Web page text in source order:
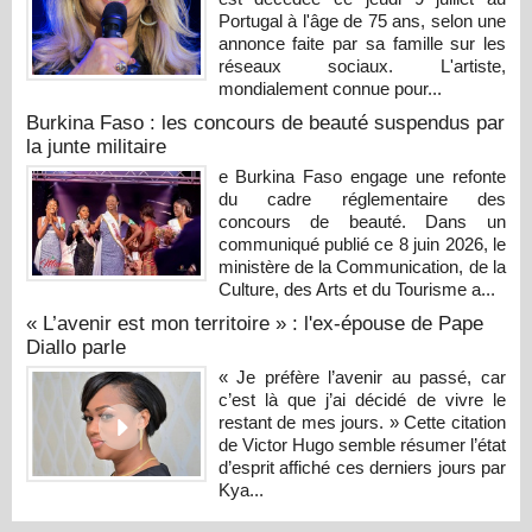
Portugal à l'âge de 75 ans, selon une
annonce faite par sa famille sur les
réseaux sociaux. L'artiste,
mondialement connue pour...
Burkina Faso : les concours de beauté suspendus par
la junte militaire
e Burkina Faso engage une refonte
du cadre réglementaire des
concours de beauté. Dans un
communiqué publié ce 8 juin 2026, le
ministère de la Communication, de la
Culture, des Arts et du Tourisme a...
« L’avenir est mon territoire » : l'ex-épouse de Pape
Diallo parle
« Je préfère l’avenir au passé, car
c’est là que j’ai décidé de vivre le
restant de mes jours. » Cette citation
de Victor Hugo semble résumer l’état
d’esprit affiché ces derniers jours par
Kya...